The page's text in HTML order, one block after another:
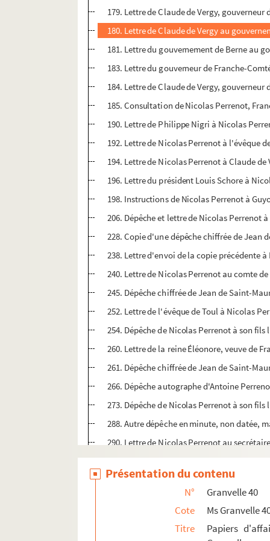
179. Lettre de Claude de Vergy,
180. Lettre de Claude de Vergy au
181. Lettre du gouvernement de Berne au
183. Lettre du gouverneur de Franche-
184. Lettre de Claude de Vergy,
185. Consultation de Nicolas Perrenot,
190. Lettre de Philippe Nigri à Nicolas
192. Lettre de Nicolas Perrenot à l'évêque
194. Lettre de Nicolas Perrenot à Claude
196. Lettre du président Louis Schore à
198. Instructions de Nicolas Perrenot à
206. Dépêche et lettre de Nicolas Perrenot
228. Copie d'une dépêche chiffrée de Jean
238. Lettre d'envoi de la copie précédente
240. Lettre de Nicolas Perrenot au comte
245. Dépêche chiffrée de Jean de Saint-
252. Lettre de l'évêque de Toul à Nicolas
254. Dépêche de Nicolas Perrenot à son
260. Lettre de la reine Éléonore, veuve de
261. Dépêche chiffrée de Jean de Saint-
266. Dépêche autographe d'Antoine
273. Dépêche de Nicolas Perrenot à son
288. Autre dépêche en minute, non datée,
290. Lettre de Nicolas Perrenot au
293. Dépêche de Nicolas Perrenot à son
303. Dépêche de l'évêque d'Arras (Antoine
307. Lettre du parlement de Dole à
311. Réponse de Nicolas Perrenot à la
314. Dépêche de Nicolas Perrenot à son
Présentation du contenu
N°
Granvelle 40
Cote
Ms Granvelle
Titre
Papiers